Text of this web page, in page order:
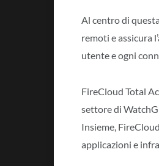
Al centro di
remoti e assicura
utente e ogni
FireCloud Total
settore di
Insieme,
applicazioni e